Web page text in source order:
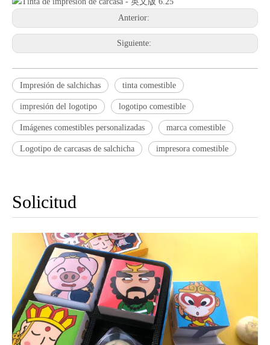
Anterior:
Siguiente:
Impresión de salchichas tinta comestible
impresión del logotipo logotipo comestible
Imágenes comestibles personalizadas marca comestible
Logotipo de carcasas de salchicha impresora comestible
Solicitud